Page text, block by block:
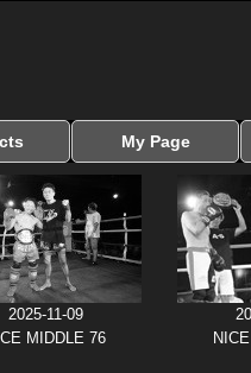
My Page
サインイン
マイページを見る
写真ダウンロード
注文履歴
登録情報の変更
サインアウト
2025-11-09
MIDDLE 76